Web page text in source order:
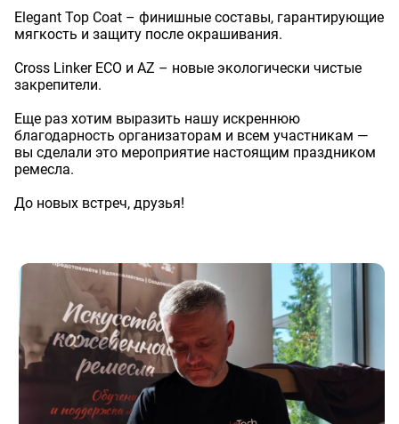
Elegant Top Coat – финишные составы, гарантирующие
мягкость и защиту после окрашивания.
Cross Linker ECO и AZ – новые экологически чистые
закрепители.
Еще раз хотим выразить нашу искреннюю
благодарность организаторам и всем участникам —
вы сделали это мероприятие настоящим праздником
ремесла.
До новых встреч, друзья!
Оставить заявку
Ваше имя
Данные формы отправлены
Оставить заявку
Данные формы отправлены